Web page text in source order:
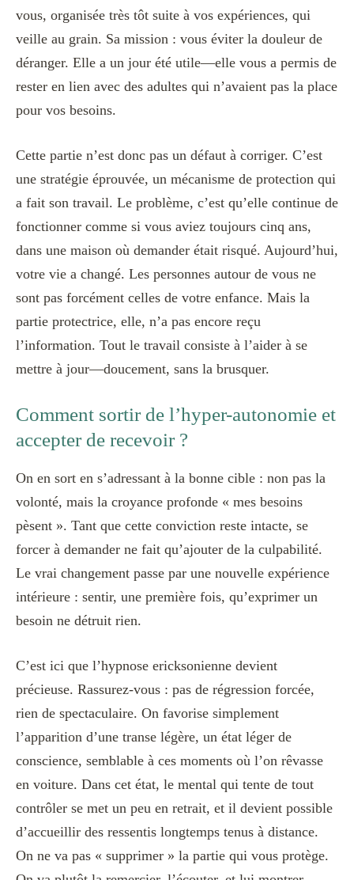
vous, organisée très tôt suite à vos expériences, qui
veille au grain. Sa mission : vous éviter la douleur de
déranger. Elle a un jour été utile—elle vous a permis de
rester en lien avec des adultes qui n’avaient pas la place
pour vos besoins.
Cette partie n’est donc pas un défaut à corriger. C’est
une stratégie éprouvée, un mécanisme de protection qui
a fait son travail. Le problème, c’est qu’elle continue de
fonctionner comme si vous aviez toujours cinq ans,
dans une maison où demander était risqué. Aujourd’hui,
votre vie a changé. Les personnes autour de vous ne
sont pas forcément celles de votre enfance. Mais la
partie protectrice, elle, n’a pas encore reçu
l’information. Tout le travail consiste à l’aider à se
mettre à jour—doucement, sans la brusquer.
Comment sortir de l’hyper-autonomie et
accepter de recevoir ?
On en sort en s’adressant à la bonne cible : non pas la
volonté, mais la croyance profonde « mes besoins
pèsent ». Tant que cette conviction reste intacte, se
forcer à demander ne fait qu’ajouter de la culpabilité.
Le vrai changement passe par une nouvelle expérience
intérieure : sentir, une première fois, qu’exprimer un
besoin ne détruit rien.
C’est ici que l’hypnose ericksonienne devient
précieuse. Rassurez-vous : pas de régression forcée,
rien de spectaculaire. On favorise simplement
l’apparition d’une transe légère, un état léger de
conscience, semblable à ces moments où l’on rêvasse
en voiture. Dans cet état, le mental qui tente de tout
contrôler se met un peu en retrait, et il devient possible
d’accueillir des ressentis longtemps tenus à distance.
On ne va pas « supprimer » la partie qui vous protège.